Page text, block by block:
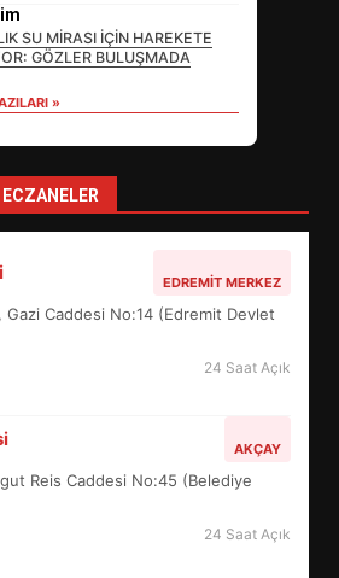
SU MİRASI İÇİN HAREKETE
GÖZLER BULUŞMADA
»
EDREMIT MERKEZ
Gazi Caddesi No:14 (Edremit Devlet
24 Saat Açık
AKÇAY
Reis Caddesi No:45 (Belediye
24 Saat Açık
MÜZELERİNDE SÜRE
NE DEĞİŞTİ?
KAYITLARI NEYİ